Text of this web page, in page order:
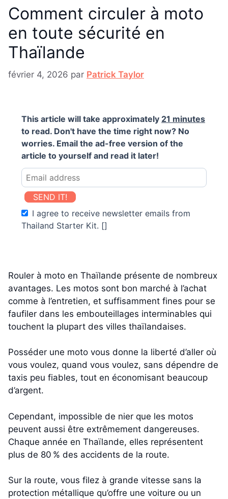
Comment circuler à moto
en toute sécurité en
Thaïlande
février 4, 2026 par Patrick Taylor
This article will take approximately 21 minutes
to read. Don't have the time right now? No
worries. Email the ad-free version of the
article to yourself and read it later!
SEND IT!
I agree to receive newsletter emails from
Thailand Starter Kit. []
Rouler à moto en Thaïlande présente de nombreux
avantages. Les motos sont bon marché à l’achat
comme à l’entretien, et suffisamment fines pour se
faufiler dans les embouteillages interminables qui
touchent la plupart des villes thaïlandaises.
Posséder une moto vous donne la liberté d’aller où
vous voulez, quand vous voulez, sans dépendre de
taxis peu fiables, tout en économisant beaucoup
d’argent.
Cependant, impossible de nier que les motos
peuvent aussi être extrêmement dangereuses.
Chaque année en Thaïlande, elles représentent
plus de 80 % des accidents de la route.
Sur la route, vous filez à grande vitesse sans la
protection métallique qu’offre une voiture ou un